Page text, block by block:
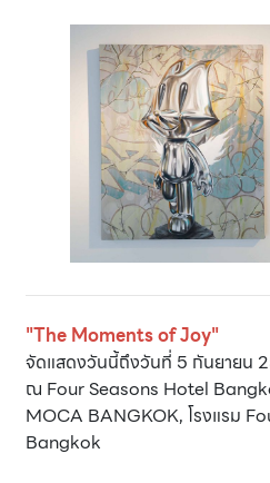
"The Moments of Joy"
จัดแสดงวันนี้ถึงวันที่ 5 กันยายน
ณ Four Seasons Hotel
MOCA BANGKOK, โรงแรม
Bangkok